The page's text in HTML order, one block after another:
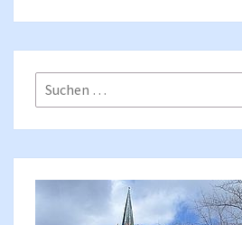
Suchen
nach: